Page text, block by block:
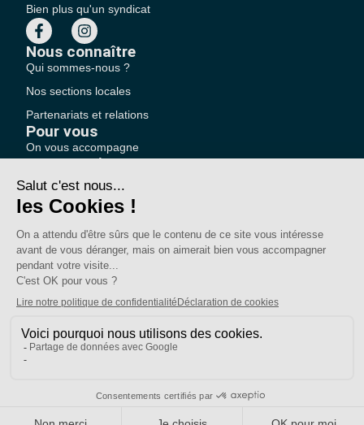
Bien plus qu'un syndicat
Nous connaître
Qui sommes-nous ?
Nos sections locales
Partenariats et relations
Pour vous
On vous accompagne
Une question ?
Pourquoi adhérer ?
Votre section locale
Nous contacter
Votre espace
Accéder à mon compte
Adhérer au SE-UNSA